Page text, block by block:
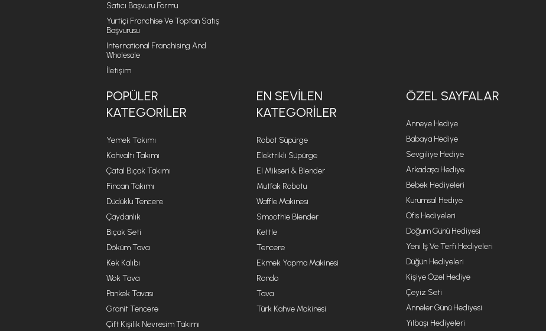
Satıcı Başvuru Formu
Yurtiçi Franchise Ve Toptan Satış
Başvurusu
International Franchising And
Wholesale
İletişim
POPÜLER
KATEGORILER
Yemek Takımı
Kahvaltı Takımı
Çatal Bıçak Takımı
Fincan Takımı
Düdüklü Tencere
Çaydanlık
Bıçak Seti
Döküm Tava
Kek Kalıbı
Wok Tava
Pankek Tavası
Granit Tencere
Çift Kişilik Nevresim Takımı
EN SEVILEN
KATEGORILER
Robot Süpürge
Elektrikli Süpürge
El Mikseri & Blender
Mutfak Robotu
Waffle Makinesi
Smoothie Blender
Kettle
Tencere
Ekmek Yapma Makinesi
Rondo
Tava
Türk Kahve Makinesi
ÖZEL SAYFALAR
Anneye Hediye
Babaya Hediye
Sevgiliye Hediye
Arkadaşa Hediye
Bebek Hediyeleri
Kurumsal Hediye
Ofis Hediyeleri
Doğum Günü Hediyesi
Yeni Iş Ve Terfi Hediyeleri
Düğün Hediyeleri
Kişiye Özel Hediye
Çeyiz Seti
Anneler Günü Hediyesi
Yılbaşı Hediyeleri